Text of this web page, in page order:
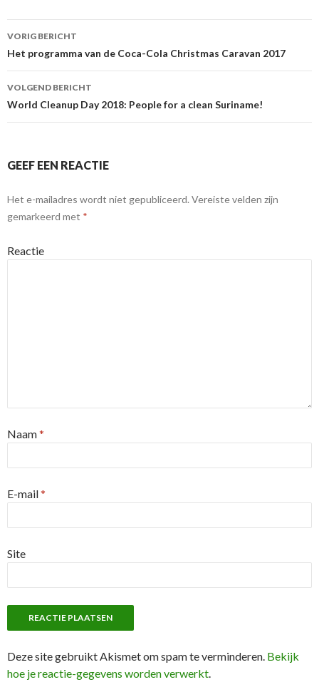
Berichtnavigatie
VORIG BERICHT
Het programma van de Coca-Cola Christmas Caravan 2017
VOLGEND BERICHT
World Cleanup Day 2018: People for a clean Suriname!
GEEF EEN REACTIE
Het e-mailadres wordt niet gepubliceerd. Vereiste velden zijn
gemarkeerd met *
Reactie
Naam*
E-mail*
Site
Deze site gebruikt Akismet om spam te verminderen. Bekijk
hoe je reactie-gegevens worden verwerkt.